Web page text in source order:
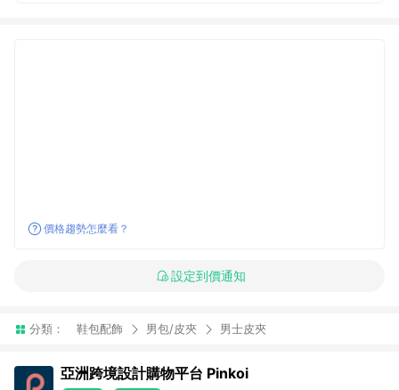
價格趨勢怎麼看？
設定到價通知
分類： 鞋包配飾 男包/皮夾 男士皮夾
亞洲跨境設計購物平台 Pinkoi